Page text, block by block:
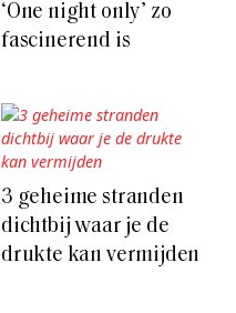
‘One night only’ zo
fascinerend is
3 geheime stranden
dichtbij waar je de
drukte kan vermijden